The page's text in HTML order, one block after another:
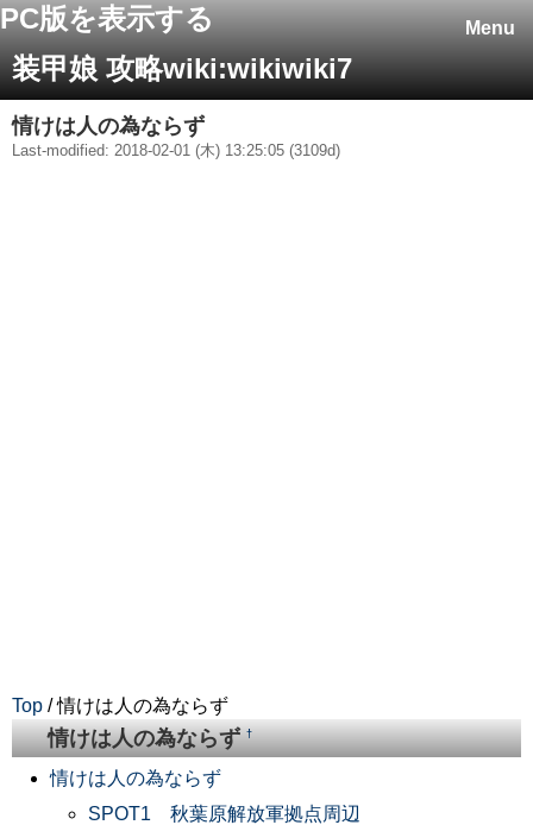
Menu
PC版を表示する
装甲娘 攻略wiki:wikiwiki7
情けは人の為ならず
Last-modified: 2018-02-01 (木) 13:25:05 (3109d)
Top / 情けは人の為ならず
情けは人の為ならず†
情けは人の為ならず
SPOT1 秋葉原解放軍拠点周辺